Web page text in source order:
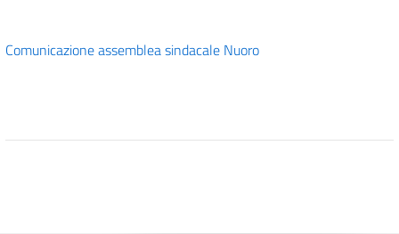
Comunicazione assemblea sindacale Nuoro